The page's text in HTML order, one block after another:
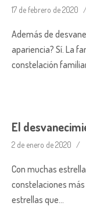
17 de febrero de 2020
Además de
apariencia? Sí. La
constelación
El
2 de enero de 2020
Con muchas
constelaciones
estrellas que…